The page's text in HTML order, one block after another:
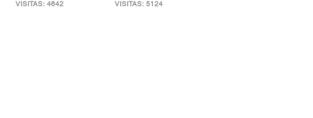
VISITAS: 4642
VISITAS: 5124